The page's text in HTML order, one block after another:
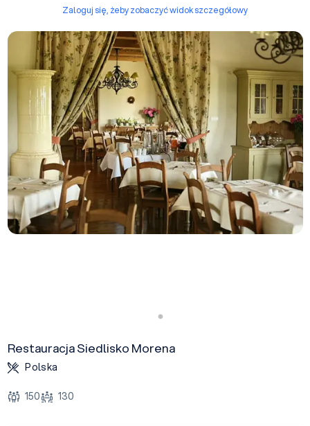
Zaloguj się, żeby zobaczyć widok szczegółowy
Restauracja Siedlisko Morena
Polska
150 130